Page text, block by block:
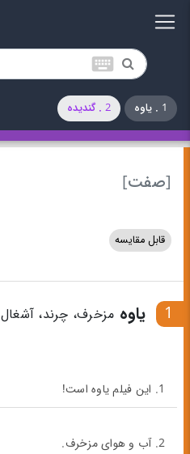
keyboard
1 . یاوه 2 . گندیده
[صفت]
قابل مقایسه
1 یاوه مزخرف، چرند، آشغال
1. این فیلم یاوه است!
2. آب و هوای مزخرف.